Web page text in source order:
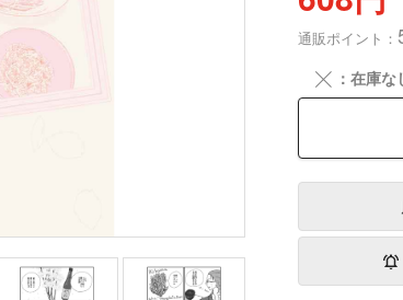
通販ポイント：
╳ ：在庫な